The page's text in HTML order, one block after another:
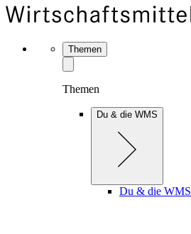
Themen
Themen
Du & die WMS
Du & die WMS